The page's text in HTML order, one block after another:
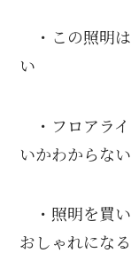
・この照明
い
・フロアラ
いかわからない
・照明を買
おしゃれにな